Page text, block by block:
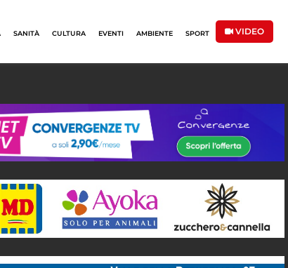
SANITÀ CULTURA EVENTI AMBIENTE SPORT VIDEO